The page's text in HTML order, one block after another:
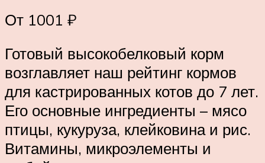
От 1001 ₽
Готовый высокобелковый корм
возглавляет наш рейтинг кормов
для кастрированных котов до 7 лет.
Его основные ингредиенты – мясо
птицы, кукуруза, клейковина и рис.
Витамины, микроэлементы и